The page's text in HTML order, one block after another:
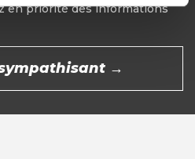
en priorité des informations
→